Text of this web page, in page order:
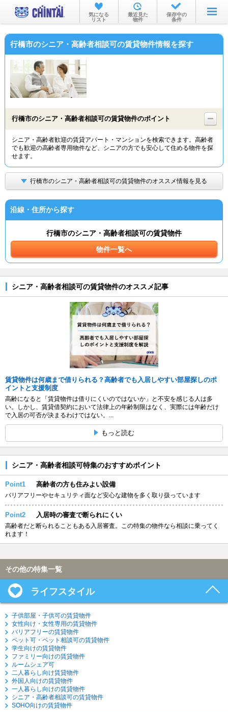
お部屋を探す
沿線・駅から
物件特集から
TOP
気になる
リスト
最近見た
物件
保存中の
条件
行橋市のシニア・高齢者相談可の賃貸物件情報を探す
行橋市のシニア・高齢者相談可の賃貸物件のポイント
シニア・高齢者歓迎の賃貸アパート・マンションを検索できます。高齢者
でも歓迎の高齢者専用物件など、シニアの方でも安心して住める物件を探
せます。
行橋市のシニア・高齢者相談可の賃貸物件のオススメ情報を見る
沿線・住所から探す
行橋市のシニア・高齢者相談可の賃貸物件
物件一覧へ
シニア・高齢者相談可の賃貸物件のオススメ記事
賃貸物件は何歳まで借りられる？高齢者でも入居しやすい部屋探しのポ
イントと支援制度
高齢になると「賃貸物件は借りにくいのではないか」と不安を感じる人は多
い。しかし、賃貸借契約において法律上の年齢制限はなく、実際には年齢だけ
で入居の可否が決まるわけではない。...
もっと読む
シニア・高齢者相談可特集のおすすめポイント
Point1 高齢者の方も住みよい設備
バリアフリーやセキュリティ面など安心な建物を多く取り扱っています
Point2 入居時の審査で断られにくい
高齢者だと断られることもある入居審査。この特集の物件なら相談に乗ってく
れます！
その他の特集一覧
ライフスタイル
子供部屋・子供可の賃貸物件
女性向け・女性専用の賃貸物件
バリアフリーの賃貸物件
ペット可・ペット相談可の賃貸物件
学生向けの賃貸物件
ファミリー向けの賃貸物件
ルームシェア可
二人暮らし向け賃貸物件
外国人向けの賃貸物件
一人暮らし向けの賃貸物件
シニア・高齢者相談可の賃貸物件
SOHO向けの賃貸物件